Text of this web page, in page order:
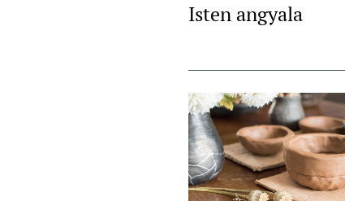
Isten angyala